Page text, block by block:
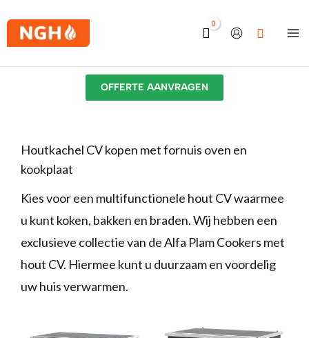
naar
OFFERTE AANVRAGEN
Houtkachel CV kopen met fornuis oven en
kookplaat
Kies voor een multifunctionele hout CV waarmee
u kunt koken, bakken en braden. Wij hebben een
exclusieve collectie van de Alfa Plam Cookers met
hout CV. Hiermee kunt u duurzaam en voordelig
uw huis verwarmen.
Dit